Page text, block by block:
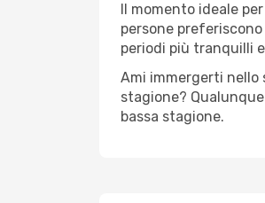
Il momento ideale
persone
periodi più tranquilli
Ami immergerti nello
stagione?
bassa stagione.